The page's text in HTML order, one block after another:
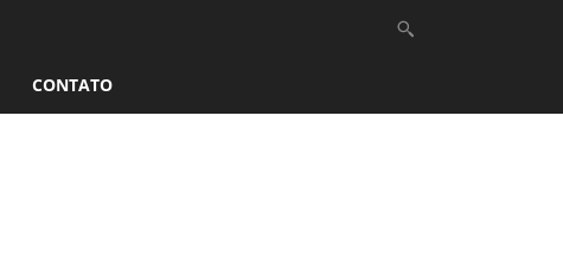
CONTATO